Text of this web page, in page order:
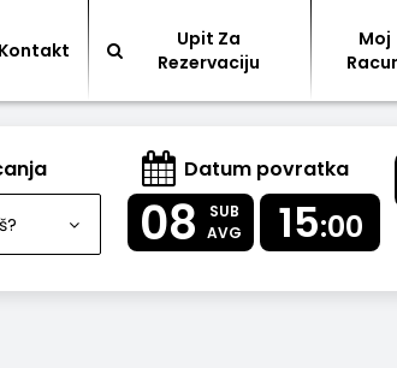
Kontakt
Upit Za
Rezervaciju
Moj
Datum povratka
08
SUB
AVG
15:00